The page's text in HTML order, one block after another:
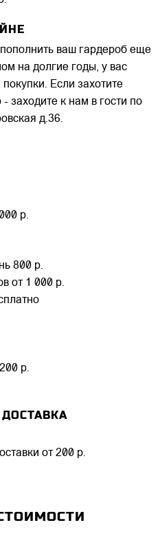
ваш гардероб еще
на долгие годы, у вас
Если захотите
заходите к нам в гости по
д.36.
р.
800 р.
от 1 000 р.
р.
от 200 р.